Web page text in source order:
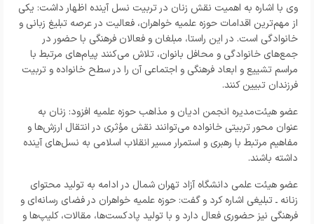
وی با اشاره به اهمیت نقش زنان در تربیت نسل آینده اظهار داشت: یکی
از مهم‌ترین اقدامات حوزه علمیه خواهران، فعالیت در عرصه تبلیغ زبانی و
خانوادگی است. در این راستا، مبلغان و فعالان فرهنگی با حضور در
جمع‌های خانوادگی و محافل بانوان، تلاش می‌کنند پیام‌های مرتبط با
مراسم تشییع و ابعاد فرهنگی و اجتماعی آن را در سطح خانواده و تربیت
فرزندان تبیین کنند.
عضو هیئت‌مدیره انجمن ادیان و مذاهب حوزه علمیه افزود: زنان به
عنوان محور تربیتی خانواده می‌توانند نقش مؤثری در انتقال ارزش‌ها و
مفاهیم مرتبط با رهبری و استمرار مسیر انقلاب اسلامی به نسل‌های آینده
داشته باشند.
عضو هیئت علمی دانشگاه آزاد تهران شمال در ادامه به تولید محتوای
زنانه ـ تبلیغی اشاره کرد و گفت: حوزه علمیه خواهران در فضای رسانه‌ای و
فرهنگی نیز حضوری فعال دارد و با تولید پادکست‌ها، مقالات، کلیپ‌ها و